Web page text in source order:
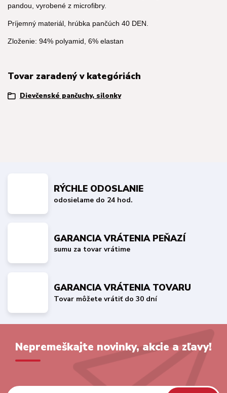
pandou, vyrobené z microfibry.
Príjemný materiál, hrúbka pančúch 40 DEN.
Zloženie: 94% polyamid, 6% elastan
Tovar zaradený v kategóriách
Dievčenské pančuchy, silonky
RÝCHLE ODOSLANIE
odosielame do 24 hod.
GARANCIA VRÁTENIA PEŇAZÍ
sumu za tovar vrátime
GARANCIA VRÁTENIA TOVARU
Tovar môžete vrátiť do 30 dní
Nepremeškajte novinky, akcie a zľavy!